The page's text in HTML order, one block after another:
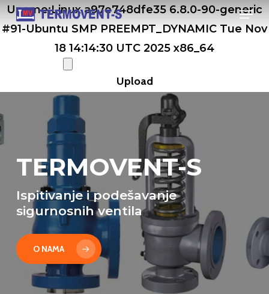
Uname:Linux a97e748dfe35 6.8.0-90-generic
#91-Ubuntu SMP PREEMPT_DYNAMIC Tue Nov
18 14:14:30 UTC 2025 x86_64
Skip
to
TERMOVENT-S
Ispitivanje i podešavanje
sigurnosnih ventila
O NAMA